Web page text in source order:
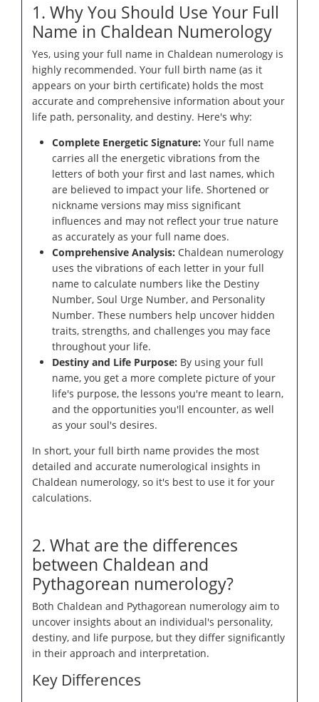
1. Why You Should Use Your Full
Name in Chaldean Numerology
Yes, using your full name in Chaldean numerology is
highly recommended. Your full birth name (as it
appears on your birth certificate) holds the most
accurate and comprehensive information about your
life path, personality, and destiny. Here's why:
Complete Energetic Signature: Your full name
carries all the energetic vibrations from the
letters of both your first and last names, which
are believed to impact your life. Shortened or
nickname versions may miss significant
influences and may not reflect your true nature
as accurately as your full name does.
Comprehensive Analysis: Chaldean numerology
uses the vibrations of each letter in your full
name to calculate numbers like the Destiny
Number, Soul Urge Number, and Personality
Number. These numbers help uncover hidden
traits, strengths, and challenges you may face
throughout your life.
Destiny and Life Purpose: By using your full
name, you get a more complete picture of your
life's purpose, the lessons you're meant to learn,
and the opportunities you'll encounter, as well
as your soul's desires.
In short, your full birth name provides the most
detailed and accurate numerological insights in
Chaldean numerology, so it's best to use it for your
calculations.
2. What are the differences
between Chaldean and
Pythagorean numerology?
Both Chaldean and Pythagorean numerology aim to
uncover insights about an individual's personality,
destiny, and life purpose, but they differ significantly
in their approach and interpretation.
Key Differences